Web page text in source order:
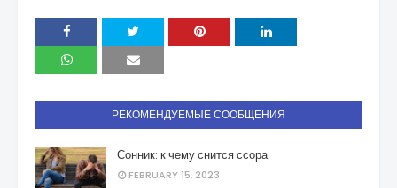
РЕКОМЕНДУЕМЫЕ СООБЩЕНИЯ
Сонник: к чему снится ссора
FEBRUARY 15, 2023